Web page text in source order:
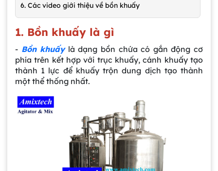
6. Các video giới thiệu về bồn khuấy
1. Bồn khuấy là gì
- Bồn khuấylà dạng bồn chứa có gắn động cơ
phía trên kết hợp với trục khuấy, cánh khuấy tạo
thành 1 lực để khuấy trộn dung dịch tạo thành
một thể thống nhất.